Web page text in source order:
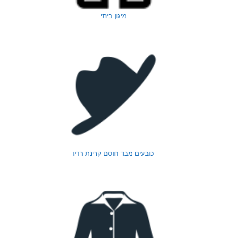
כובעים מבד חוסם קרינת רדיו